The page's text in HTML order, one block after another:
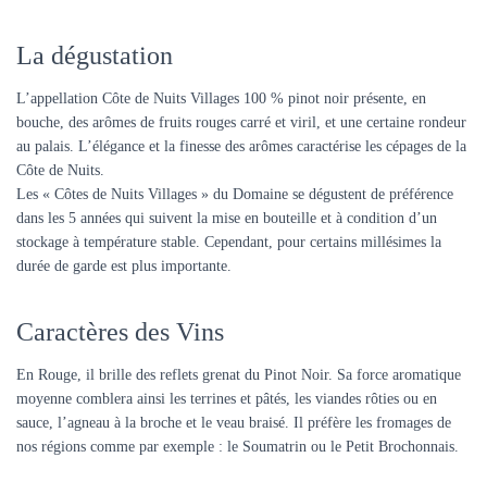
La dégustation
L’appellation Côte de Nuits Villages 100 % pinot noir présente, en
bouche, des arômes de fruits rouges carré et viril, et une certaine rondeur
au palais. L’élégance et la finesse des arômes caractérise les cépages de la
Côte de Nuits.
Les « Côtes de Nuits Villages » du Domaine se dégustent de préférence
dans les 5 années qui suivent la mise en bouteille et à condition d’un
stockage à température stable. Cependant, pour certains millésimes la
durée de garde est plus importante.
Caractères des Vins
En Rouge, il brille des reflets grenat du Pinot Noir. Sa force aromatique
moyenne comblera ainsi les terrines et pâtés, les viandes rôties ou en
sauce, l’agneau à la broche et le veau braisé. Il préfère les fromages de
nos régions comme par exemple : le Soumatrin ou le Petit Brochonnais.